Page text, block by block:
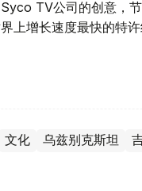
TV公司的创意，
上增长速度最快的特许
文化 乌兹别克斯坦